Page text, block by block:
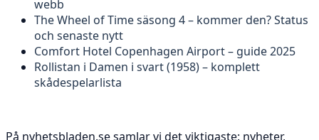
webb
The Wheel of Time säsong 4 – kommer den? Status
och senaste nytt
Comfort Hotel Copenhagen Airport – guide 2025
Rollistan i Damen i svart (1958) – komplett
skådespelarlista
På nyhetsbladen.se samlar vi det viktigaste: nyheter,